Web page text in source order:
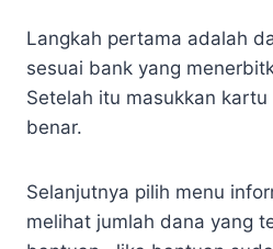
Langkah pertama adalah
sesuai bank yang
Setelah itu masukkan
benar.
Selanjutnya pilih menu
melihat jumlah dana yang